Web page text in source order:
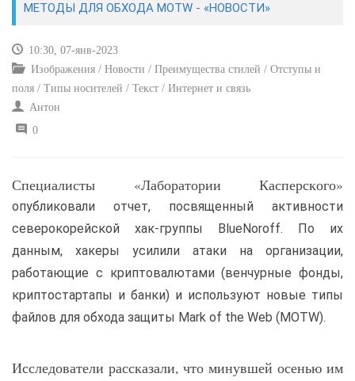
САЙТОСТРОЕНИЕ
РЕМОНТ И СОВЕТЫ
УЧЕБНИК CSS
МЕТОДЫ ДЛЯ ОБХОДА MOTW - «НОВОСТИ»
10:30, 07-янв-2023
Изображения / Новости / Преимущества стилей / Отступы и
поля / Типы носителей / Текст / Интернет и связь
Антон
0
Специалисты «Лаборатории Касперского»
опубликовали отчет, посвященный активности
северокорейской хак-группы BlueNoroff. По их
данным, хакеры усилили атаки на организации,
работающие с криптовалютами (венчурные фонды,
криптостартапы и банки) и используют новые типы
файлов для обхода защиты Mark of the Web (MOTW).
Исследователи рассказали, что минувшей осенью им